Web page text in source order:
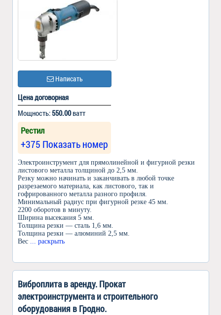
Написать
Цена договорная
Мощность: 550.00ватт
Рестил
+375 Показать номер
Электроинструмент для прямолинейной и фигурной резки
листового металла толщиной до 2,5 мм.
Резку можно начинать и заканчивать в любой точке
разрезаемого материала, как листового, так и
гофрированного металла разного профиля.
Минимальный радиус при фигурной резке 45 мм.
2200 оборотов в минуту.
Ширина высекания 5 мм.
Толщина резки — сталь 1,6 мм.
Толщина резки — алюминий 2,5 мм.
Вес
... раскрыть
Виброплита в аренду. Прокат
электроинструмента и строительного
оборудования в Гродно.